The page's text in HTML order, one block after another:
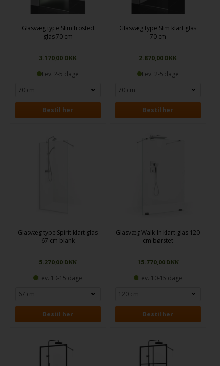
Glasvæg type Slim frosted
glas 70 cm
3.170,00 DKK
Lev. 2-5 dage
Bestil her
Glasvæg type Slim klart glas
70 cm
2.870,00 DKK
Lev. 2-5 dage
Bestil her
Glasvæg type Spirit klart glas
67 cm blank
5.270,00 DKK
Lev. 10-15 dage
Bestil her
Glasvæg Walk-In klart glas 120
cm børstet
15.770,00 DKK
Lev. 10-15 dage
Bestil her